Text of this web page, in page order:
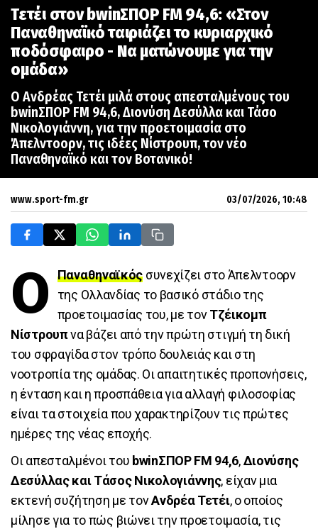
Τετέι στον bwinΣΠΟΡ FM 94,6: «Στον
Παναθηναϊκό ταιριάζει το κυριαρχικό
ποδόσφαιρο - Να ματώνουμε για την
ομάδα»
Ο Ανδρέας Τετέι μιλά στους απεσταλμένους του
bwinΣΠΟΡ FM 94,6, Διονύση Δεσύλλα και Τάσο
Νικολογιάννη, για την προετοιμασία στο
Άπελντοορν, τις ιδέες Νίστρουπ, τον νέο
Παναθηναϊκό και τον Βοτανικό!
www.sport-fm.gr 03/07/2026, 10:48
Ο Παναθηναϊκός συνεχίζει στο Άπελντοορν
της Ολλανδίας το βασικό στάδιο της
προετοιμασίας του, με τονΤζέικομπ
Νίστρουπνα βάζει από την πρώτη στιγμή τη δική
του σφραγίδα στον τρόπο δουλειάς και στη
νοοτροπία της ομάδας. Οι απαιτητικές προπονήσεις,
η ένταση και η προσπάθεια για αλλαγή φιλοσοφίας
είναι τα στοιχεία που χαρακτηρίζουν τις πρώτες
ημέρες της νέας εποχής.
Οι απεσταλμένοι του bwinΣΠΟΡ FM 94,6,Διονύσης
Δεσύλλας και Τάσος Νικολογιάννης, είχαν μια
εκτενή συζήτηση με τονΑνδρέα Τετέι, ο οποίος
μίλησε για το πώς βιώνει την προετοιμασία, τις